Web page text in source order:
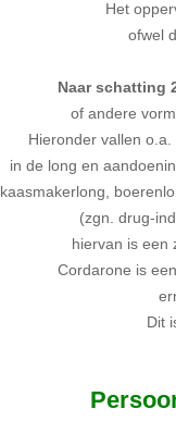
Het
ofwel
Naar schatting
of andere
Hieronder vallen
in de long en
kaasmakerlong,
(zgn. drug-
hiervan is een
Cordarone is
Dit